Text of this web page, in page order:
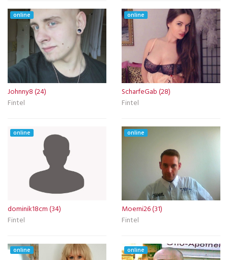
online
Johnny8 (24)
Fintel
online
ScharfeGab (28)
Fintel
online
dominik18cm (34)
Fintel
online
Moerni26 (31)
Fintel
online online